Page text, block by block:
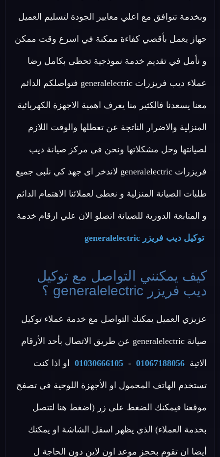
وبخدمة تتوافق مع اعلي معايير الجودة لتسليم العميل
جهاز يعمل بأقصي كفاءة ممكنة في اسرع وقت ممكن
و نأمل في تقديم خدمة نموذجية تحظى بكامل رضا
عملاء ديب فريزرات generalelectric فتواصلكم الدائم
معنا يسعدنا فالكثير منا يعرف اهمية الاجهزة الكهربائية
المنزلية والاضرار الناتجة عن تعطلها والوقت اللازم
لصيانتها وحل مشكلاتها ونحن في مركز صيانة ديب
فريزرات generalelectric لاندخر اى جهد كي نلبى جميع
طلبات الصيانة المنزلية و نعطى لعملائنا الاهتمام الدائم
و المتابعة الدورية للصيانة اتصلو الان علي ارقام خدمة
توكيل ديب فريزر generalelectric
كيف يمكنني التواصل مع توكيل
ديب فريزر generalelectric ؟
عزيزي العميل يمكنك التواصل مع خدمة عملاء توكيل
صيانة generalelectric عن طريق الاتصال بأحد الأرقام
الاتية 01067188056
-
01030666105 او اذا كنت
تستخدم الهاتف المحمول او الأجهزة اللوحية في تصفح
موقعنا فيمكنك الضغط على زر (اضغط هنا لتتصل
بخدمة العملاء) الذي يظهر اسفل الشاشة او يمكنك
أيضا ان تقوم بحجز موعد اون لاين دون الحاجة ل